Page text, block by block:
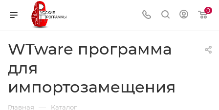
0
WTware программа
для
импортозамещения
Главная — Каталог